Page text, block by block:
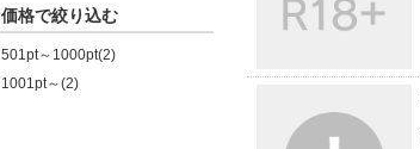
価格で絞り込む
501pt～1000pt(2)
1001pt～(2)